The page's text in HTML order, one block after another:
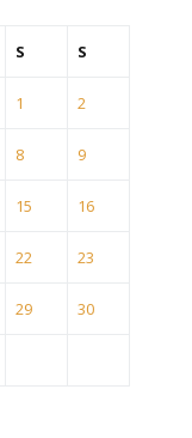
S S
1 2
8 9
15 16
22 23
29 30